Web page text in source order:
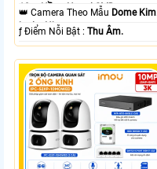
10m Hồng Ngoại SMD.
👑 Camera Theo Mẫu Dome Kim
loại + Nhựa.
️ƒ Điểm Nỗi Bật :Thu Âm.